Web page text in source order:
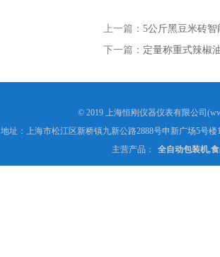
上一篇： 5公斤黑豆米砖
下一篇： 定量称重式辣椒
© 2019 上海恒刚仪器仪表有限公司
地址：上海市松江区新桥镇九新公路2888号申新广场5号楼
主营产品：
全自动包装机,